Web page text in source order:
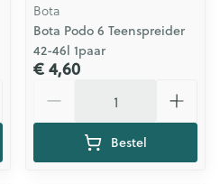
Bota
Bota Podo 6 Teenspreider
42-46l 1paar
€ 4,60
Bestel